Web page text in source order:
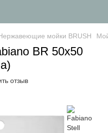
мойки BRUSH
BR 50x50
отзыв